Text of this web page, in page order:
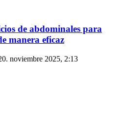
de abdominales para
manera eficaz
noviembre 2025, 2:13